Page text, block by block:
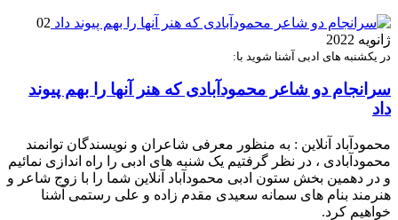
02
ژانویه 2022
در یکشنبه های ادبی آشنا شوید با:
سرانجام دو شاعر محمودآبادی که هنر آنها را بهم پیوند
داد
محمودآباد آنلاین : به منظور معرفی شاعران و نویسندگان توانمند
محمودآبادی ، در نظر گرفتیم یک شنبه های ادبی را راه اندازی نمائیم
و در دهمین بخش ستون ادبى محمودآباد آنلاين شما را با زوج شاعر و
هنرمند بنام های سمانه سعیدی مقدم زاده و علی رستمی آشنا
خواهیم کرد.